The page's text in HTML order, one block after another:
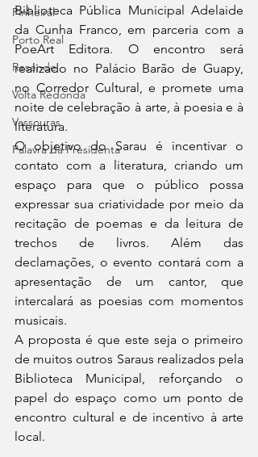
Pinheiral
Porto Real
Resende
Volta Redonda
Vassouras
Palavra da Presidenta
Biblioteca Pública Municipal Adelaide
da Cunha Franco, em parceria com a
PoeArt Editora. O encontro será
realizado no Palácio Barão de Guapy,
no Corredor Cultural, e promete uma
noite de celebração à arte, à poesia e à
literatura.
O objetivo do Sarau é incentivar o
contato com a literatura, criando um
espaço para que o público possa
expressar sua criatividade por meio da
recitação de poemas e da leitura de
trechos de livros. Além das
declamações, o evento contará com a
apresentação de um cantor, que
intercalará as poesias com momentos
musicais.
A proposta é que este seja o primeiro
de muitos outros Saraus realizados pela
Biblioteca Municipal, reforçando o
papel do espaço como um ponto de
encontro cultural e de incentivo à arte
local.